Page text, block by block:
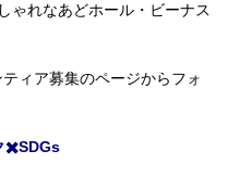
ゃれなあどホール・ビーナス
ィア募集のページからフォ
✖️SDGs